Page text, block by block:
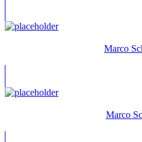
Marco
Marco